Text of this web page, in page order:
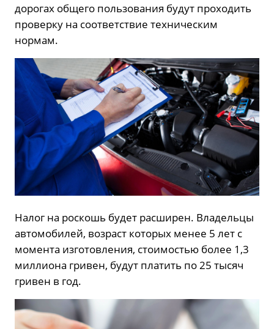
дорогах общего пользования будут проходить
проверку на соответствие техническим
нормам.
Налог на роскошь будет расширен. Владельцы
автомобилей, возраст которых менее 5 лет с
момента изготовления, стоимостью более 1,3
миллиона гривен, будут платить по 25 тысяч
гривен в год.